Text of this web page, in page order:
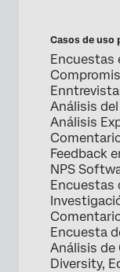
Casos de uso
Encuestas
Análisis
Análisis
Feedback
NPS
Encuestas
Encuesta
Análisis
Diversity,